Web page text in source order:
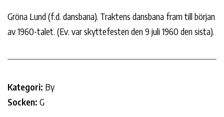
Gröna Lund (f.d. dansbana). Traktens dansbana fram till början
av 1960-talet. (Ev. var skyttefesten den 9 juli 1960 den sista).
Kategori: By
Socken: G